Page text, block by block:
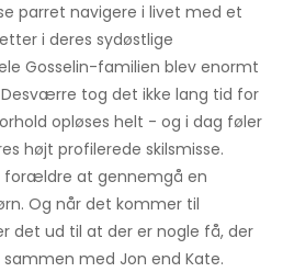
parret navigere i livet med et
i deres sydøstlige
Gosselin-familien blev enormt
tog det ikke lang tid for
opløses helt - og i dag føler
højt profilerede skilsmisse.
at gennemgå en
Og når det kommer til
det ud til at der er nogle få, der
med Jon end Kate.